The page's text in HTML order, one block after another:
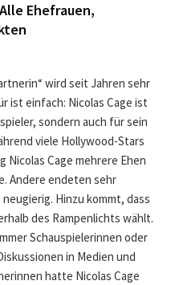
Ehefrauen,
wird seit Jahren sehr
ist einfach: Nicolas Cage ist
sondern auch für sein
viele Hollywood-Stars
Nicolas Cage mehrere Ehen
Andere endeten sehr
Hinzu kommt, dass
des Rampenlichts wählt.
Schauspielerinnen oder
in Medien und
hatte Nicolas Cage